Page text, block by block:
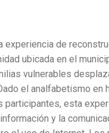
experiencia de
ubicada en el
vulnerables
el analfabetismo en
esta
y la